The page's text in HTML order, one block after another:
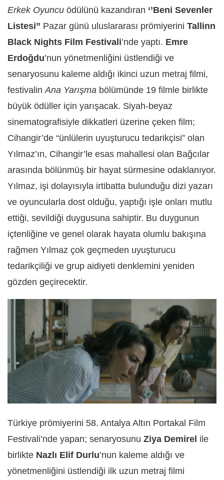
Erkek Oyuncu ödülünü kazandıran ‘’Beni Sevenler
Listesi’’ Pazar günü uluslararası prömiyerini Tallinn
Black Nights Film Festivali’nde yaptı. Emre
Erdoğdu’nun yönetmenliğini üstlendiği ve
senaryosunu kaleme aldığı ikinci uzun metraj filmi,
festivalinAna Yarışma bölümünde 19 filmle birlikte
büyük ödüller için yarışacak. Siyah-beyaz
sinematografisiyle dikkatleri üzerine çeken film;
Cihangir’de “ünlülerin uyuşturucu tedarikçisi” olan
Yılmaz’ın, Cihangir’le esas mahallesi olan Bağcılar
arasında bölünmüş bir hayat sürmesine odaklanıyor.
Yılmaz, işi dolayısıyla irtibatta bulunduğu dizi yazarı
ve oyuncularla dost olduğu, yaptığı işle onları mutlu
ettiği, sevildiği duygusuna sahiptir. Bu duygunun
içtenliğine ve genel olarak hayata olumlu bakışına
rağmen Yılmaz çok geçmeden uyuşturucu
tedarikçiliği ve grup aidiyeti denklemini yeniden
gözden geçirecektir.
Türkiye prömiyerini 58. Antalya Altın Portakal Film
Festivali’nde yapan; senaryosunu Ziya Demirel ile
birlikte Nazlı Elif Durlu’nun kaleme aldığı ve
yönetmenliğini üstlendiği ilk uzun metraj filmi